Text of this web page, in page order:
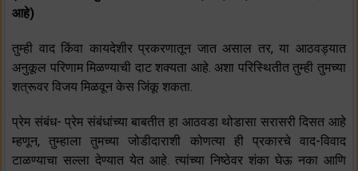
आहे)
तुम्ही वाद किंवा कायदेशीर प्रकरणातून जात असाल तर, या आठवड्यात
अनुकूल परिणाम मिळण्याची दाट शक्यता आहे. अशा परिस्थितीत तुम्ही तुमच्या
शत्रूवर विजय मिळवून केस जिंकू शकता.
प्रेम संबंध- प्रेम संबंधांच्या बाबतीत हा आठवडा थोडासा सरासरी दिसत आहे
म्हणून, तुम्हाला तुमच्या जोडीदाराशी कोणत्या ही प्रकारचे वाद-विवाद
टाळण्याचा सल्ला देण्यात येत आहे. त्यांच्या निष्ठेवर शंका घेऊ नका आणि